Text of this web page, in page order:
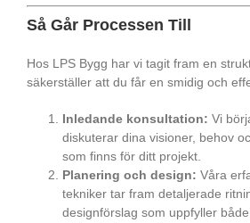
Så Går Processen Till
Hos LPS Bygg har vi tagit fram en
säkerställer att du får en smidig och
Inledande konsultation: Vi
diskuterar dina visioner, behov
som finns för ditt projekt.
Planering och design: Våra
tekniker tar fram detaljerade
designförslag som uppfyller